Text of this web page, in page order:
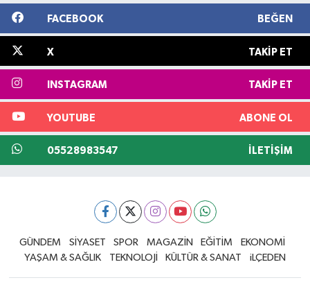
FACEBOOK BEĞEN
X TAKIP ET
INSTAGRAM TAKIP ET
YOUTUBE ABONE OL
05528983547 İLETIŞIM
GÜNDEM SİYASET SPOR MAGAZİN EĞİTİM
EKONOMİ
YAŞAM & SAĞLIK
TEKNOLOJİ KÜLTÜR & SANAT iLÇEDEN